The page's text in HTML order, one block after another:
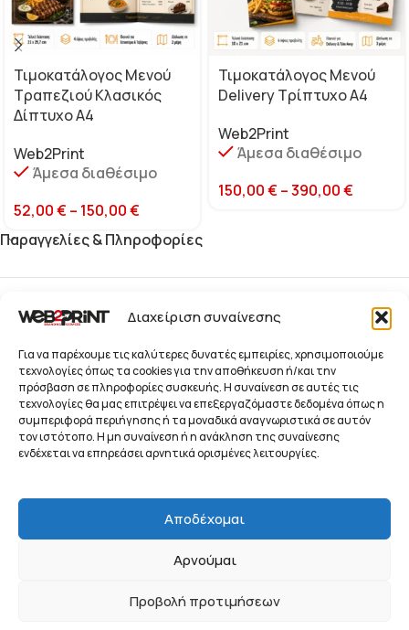
Διαχείριση συναίνεσης
Για να παρέχουμε τις καλύτερες δυνατές εμπειρίες, χρησιμοποιούμε
τεχνολογίες όπως τα cookies για την αποθήκευση ή/και την
πρόσβαση σε πληροφορίες συσκευής. Η συναίνεση σε αυτές τις
τεχνολογίες θα μας επιτρέψει να επεξεργαζόμαστε δεδομένα όπως η
συμπεριφορά περιήγησης ή τα μοναδικά αναγνωριστικά σε αυτόν
τον ιστότοπο. Η μη συναίνεση ή η ανάκληση της συναίνεσης
ενδέχεται να επηρεάσει αρνητικά ορισμένες λειτουργίες.
Αποδέχομαι
Αρνούμαι
Προβολή προτιμήσεων
Τιμοκατάλογος Μενού
Τραπεζιού Κλασικός
Δίπτυχο Α4
Web2Print
Άμεσα διαθέσιμο
52,00€ – 150,00€
Τιμοκατάλογος Μενού
Delivery Τρίπτυχο Α4
Web2Print
Άμεσα διαθέσιμο
150,00€ –390,00€
Παραγγελίες & Πληροφορίες
Blog
Παραγγελίες
Προϊόντα
Ενημερωτικό Δελτίο
© 2026 Web2Print
Συστήματα Προβολής, Προώθησης και Οπτικής
Επικοινωνίας Επιχειρήσεων